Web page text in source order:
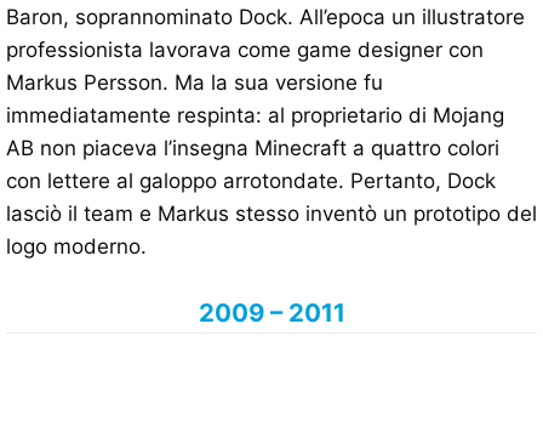
Baron, soprannominato Dock. All’epoca un illustratore
professionista lavorava come game designer con
Markus Persson. Ma la sua versione fu
immediatamente respinta: al proprietario di Mojang
AB non piaceva l’insegna Minecraft a quattro colori
con lettere al galoppo arrotondate. Pertanto, Dock
lasciò il team e Markus stesso inventò un prototipo del
logo moderno.
2009 – 2011